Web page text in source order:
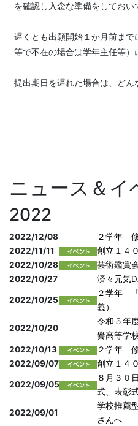
を確認し入念な準備をしておい
遅くとも出願開始１か月前ま
等で不在の場合は学年主任等）
提出期日を遅れた場合は、どん
ニュース＆イ
2022
2022/12/08
２学年
2022/11/11
創立１４
2022/10/28
芸術鑑賞
2022/10/27
済々元気
2022/10/25
２学年
義）
2022/10/20
令和５年
黌高等学
2022/10/13
２学年
2022/09/07
創立１４
2022/09/05
８月３０
式、表彰
2022/09/01
学校推薦
さんへ